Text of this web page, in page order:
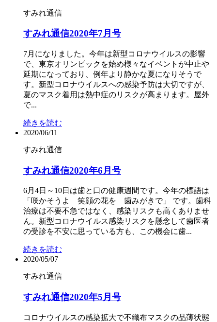
すみれ通信
すみれ通信2020年7月号
7月になりました。今年は新型コロナウイルスの影響
で、東京オリンピックを始め様々なイベントが中止や
延期になっており、例年より静かな夏になりそうで
す。新型コロナウイルスへの感染予防は大切ですが、
夏のマスク着用は熱中症のリスクが高まります。屋外
で...
続きを読む
2020/06/11
すみれ通信
すみれ通信2020年6月号
6月4日～10日は歯と口の健康週間です。今年の標語は
「咲かそうよ 笑顔の花を 歯みがきで」 です。歯科
治療は不要不急ではなく、感染リスクも高くありませ
ん。新型コロナウイルス感染リスクを懸念して歯医者
の受診を不安に思っている方も、この機会に歯...
続きを読む
2020/05/07
すみれ通信
すみれ通信2020年5月号
コロナウイルスの感染拡大で不織布マスクの品薄状態